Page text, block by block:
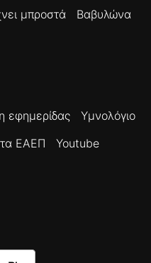
μπροστά
Βαβυλώνα
εφημερίδας
Υμνολόγιο
ΕΑΕΠ
Youtube